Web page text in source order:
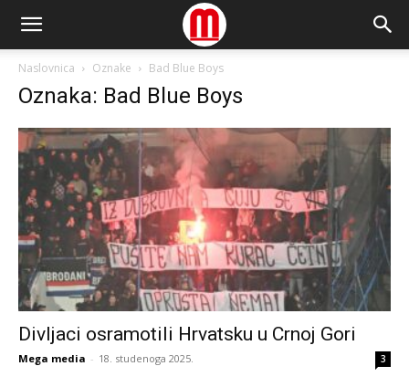
Naslovnica Oznake Bad Blue Boys
Oznaka: Bad Blue Boys
Divljaci osramotili Hrvatsku u Crnoj Gori
Mega media - 18. studenoga 2025. 3